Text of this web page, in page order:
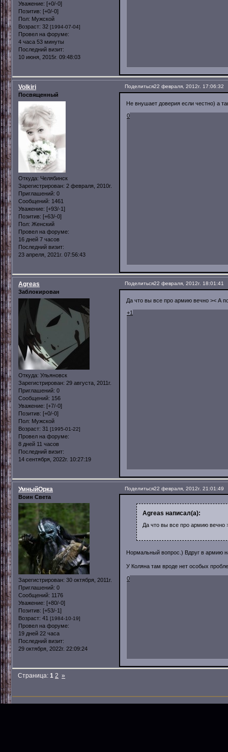
Уважение: [+0/-0]
Позитив: [+0/-0]
Пол: Мужской
Возраст: 32 [1994-07-04]
Провел на форуме:
4 часа 53 минуты
Последний визит:
10 июня, 2015г. 09:48:03
Поделиться22 февраля, 2012г. 17:06:32
Volkiri
Посвященный
Откуда: Челябинск
Зарегистрирован: 2 февраля, 2010г.
Приглашений: 0
Сообщений: 1461
Уважение: [+93/-1]
Позитив: [+63/-0]
Пол: Женский
Провел на форуме:
16 дней 7 часов
Последний визит:
23 апреля, 2021г. 07:56:43
Не внушает доверия если честно) а
0
Поделиться22 февраля, 2012г. 18:01:41
Agreas
Заблокирован
Откуда: Ульяновск
Зарегистрирован: 29 августа, 2011г.
Приглашений: 0
Сообщений: 156
Уважение: [+7/-0]
Позитив: [+0/-0]
Пол: Мужской
Возраст: 31 [1995-01-22]
Провел на форуме:
8 дней 11 часов
Последний визит:
14 сентября, 2022г. 10:27:19
Да что вы все про армию вечно >< А
+1
Поделиться22 февраля, 2012г. 21:01:49
УмныйОрка
Воин Света
Зарегистрирован: 30 октября, 2011г.
Приглашений: 0
Сообщений: 1176
Уважение: [+80/-0]
Позитив: [+53/-1]
Возраст: 41 [1984-10-19]
Провел на форуме:
19 дней 22 часа
Последний визит:
29 октября, 2022г. 22:09:24
Agreas написал(а):
Да что вы все про армию вечно
Нормальный вопрос.) Вдруг в армию
У Коляна там вроде нет особых
0
Страница:1 2 »